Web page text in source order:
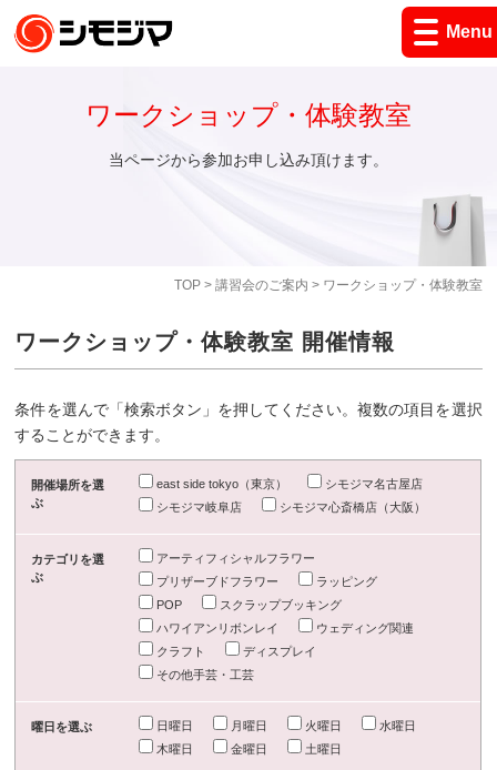
Menu
TOP> 講習会のご案内 > ワークショップ・体験教室
ワークショップ・体験教室
当ページから参加お申し込み頂けます。
ワークショップ・体験教室 開催情報
条件を選んで「検索ボタン」を押してください。複数の項目を選択
することができます。
開催場所を選
ぶ
east side tokyo（東京）
シモジマ名古屋店
シモジマ岐阜店
シモジマ心斎橋店（大阪）
カテゴリを選
ぶ
アーティフィシャルフラワー
プリザーブドフラワー
ラッピング
POP
スクラップブッキング
ハワイアンリボンレイ
ウェディング関連
クラフト
ディスプレイ
その他手芸・工芸
曜日を選ぶ 日曜日 月曜日 火曜日
水曜日
木曜日
金曜日 土曜日